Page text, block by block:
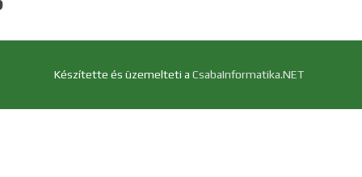
Készítette és üzemelteti a CsabaInformatika.NET